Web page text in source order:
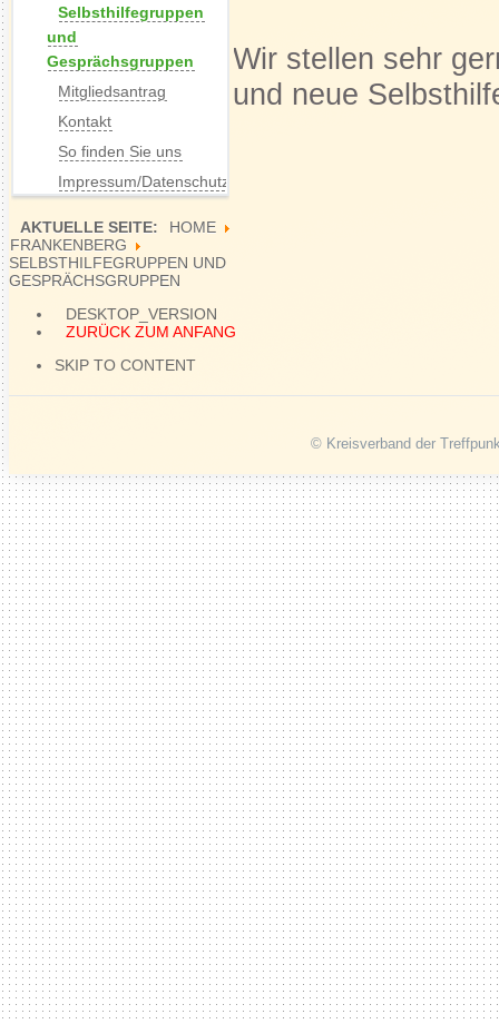
Wir stellen sehr
und neue
Selbsthilfegruppen
und
Gesprächsgruppen
Mitgliedsantrag
Kontakt
So finden Sie uns
Impressum/Datenschutz
AKTUELLE SEITE:
HOME
FRANKENBERG
SELBSTHILFEGRUPPEN UND
GESPRÄCHSGRUPPEN
DESKTOP_VERSION
ZURÜCK ZUM ANFANG
SKIP TO CONTENT
© Kreisverband der